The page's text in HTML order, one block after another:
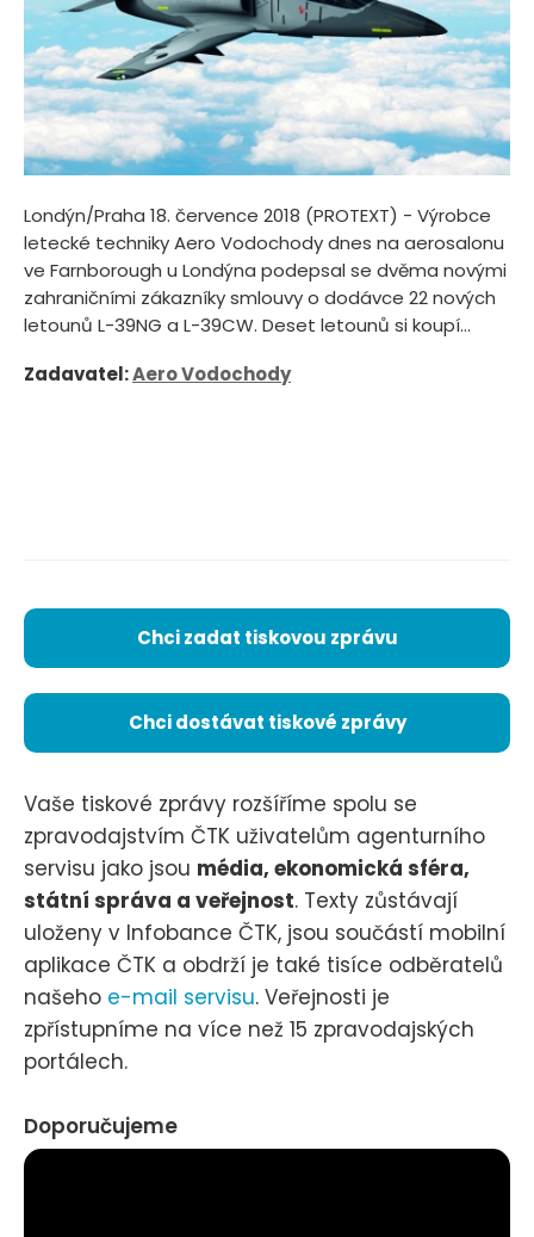
Londýn/Praha 18. července 2018 (PROTEXT) - Výrobce
letecké techniky Aero Vodochody dnes na aerosalonu
ve Farnborough u Londýna podepsal se dvěma novými
zahraničními zákazníky smlouvy o dodávce 22 nových
letounů L-39NG a L-39CW. Deset letounů si koupí...
Zadavatel:Aero Vodochody
Chci zadat tiskovou zprávu
Chci dostávat tiskové zprávy
Vaše tiskové zprávy rozšíříme spolu se
zpravodajstvím ČTK uživatelům agenturního
servisu jako jsou média, ekonomická sféra,
státní správa a veřejnost. Texty zůstávají
uloženy v Infobance ČTK, jsou součástí mobilní
aplikace ČTK a obdrží je také tisíce odběratelů
našeho e-mail servisu. Veřejnosti je
zpřístupníme na více než 15 zpravodajských
portálech.
Doporučujeme